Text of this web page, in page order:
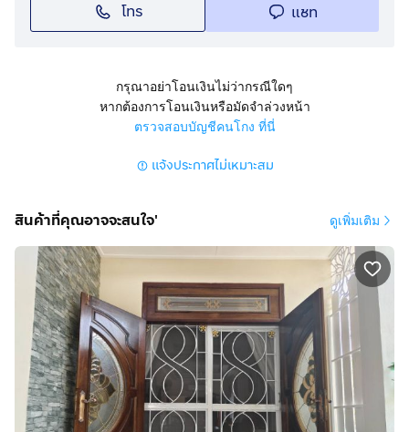
โทร แชท
กรุณาอย่าโอนเงินไม่ว่ากรณีใดๆ
หากต้องการโอนเงินหรือมัดจำล่วงหน้า
ตรวจสอบบัญชีคนโกง ที่นี่
แจ้งประกาศไม่เหมาะสม
สินค้าที่คุณอาจจะสนใจ' ดูเพิ่มเติม